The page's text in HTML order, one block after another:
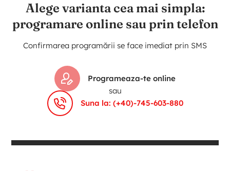
Alege varianta cea mai simpla:
programare online sau prin telefon
Confirmarea programării se face imediat prin SMS
Programeaza-te online
sau
Suna la: (+40)-745-603-880